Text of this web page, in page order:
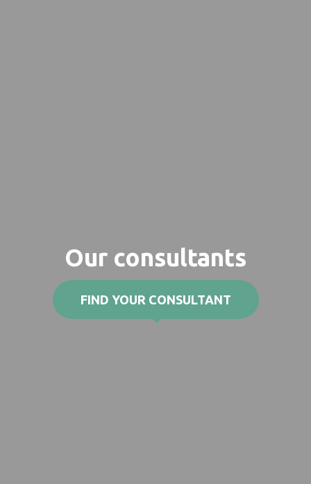
Our consultants
FIND YOUR CONSULTANT